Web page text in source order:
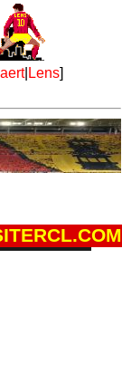
| Lens]